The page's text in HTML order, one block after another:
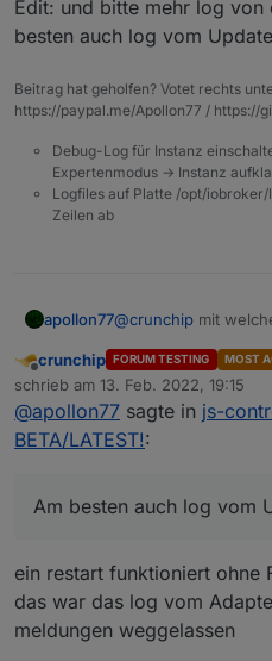
2022-02-13
Edit: und bitte mehr log von
besten auch log vom
Beitrag hat geholfen? Votet rechts
https://paypal.me/Apollon77 / https://
Debug-Log für Instanz
Expertenmodus -> Instanz
Logfiles auf Platte /opt/
Zeilen ab
apollon77@crunchip mit
Lese ich den log
einem Start nach
Kommt der Fehler
Edit: und bitte mehr
besten auch log vom
Offline
crunchip FORUM TESTING MOST
schrieb am 13. Feb. 2022, 19:15
zuletzt editiert von
@apollon77 sagte in js-
BETA/LATEST!:
Am besten auch log vom
ein restart funktioniert ohne
das war das log vom
meldungen weggelassen